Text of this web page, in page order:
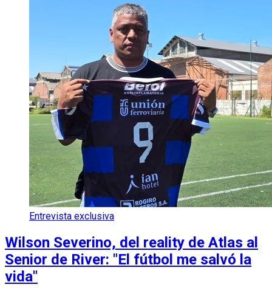
Entrevista exclusiva
Wilson Severino, del reality de Atlas al
Senior de River: "El fútbol me salvó la
vida"